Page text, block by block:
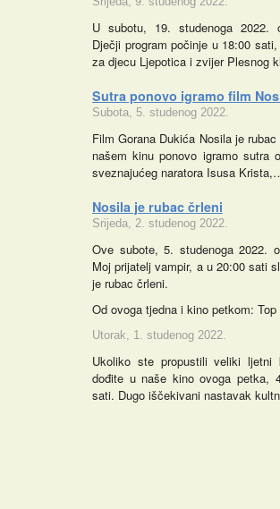
U subotu, 19. studenoga 2022.
Dječji program počinje u 18:00
za djecu Ljepotica i zvijer Plesnog
Sutra ponovo igramo film
Subota, 5. studenog 2022.
Film Gorana Dukića Nosila je
našem kinu ponovo igramo sutra
sveznajućeg naratora Isusa
Nosila je rubac črleni
Srijeda, 2. studenog 2022.
Ove subote, 5. studenoga 2022.
Moj prijatelj vampir, a u 20:00 sati
je rubac črleni.
Od ovoga tjedna i kino petkom: Top
Utorak, 1. studenog 2022.
Ukoliko ste propustili veliki
dođite u naše kino ovoga petka,
sati. Dugo iščekivani nastavak